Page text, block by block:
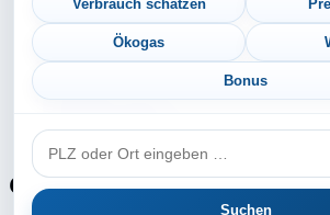
Nordrhein-Westfalen
Rheinland-Pfalz
Saarland
Sachsen-Anhalt
Gaspreis-Explosion
Verbrauch schätzen
Ökogas
Bonus
PLZ
oder
Ort
Suchen